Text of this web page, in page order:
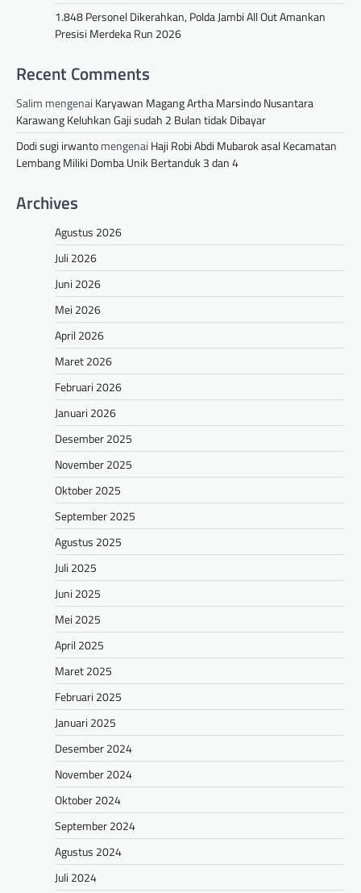
1.848 Personel Dikerahkan, Polda Jambi All Out Amankan
Presisi Merdeka Run 2026
Recent Comments
Salim mengenai Karyawan Magang Artha Marsindo Nusantara
Karawang Keluhkan Gaji sudah 2 Bulan tidak Dibayar
Dodi sugi irwantomengenai Haji Robi Abdi Mubarok asal Kecamatan
Lembang Miliki Domba Unik Bertanduk 3 dan 4
Archives
Agustus 2026
Juli 2026
Juni 2026
Mei 2026
April 2026
Maret 2026
Februari 2026
Januari 2026
Desember 2025
November 2025
Oktober 2025
September 2025
Agustus 2025
Juli 2025
Juni 2025
Mei 2025
April 2025
Maret 2025
Februari 2025
Januari 2025
Desember 2024
November 2024
Oktober 2024
September 2024
Agustus 2024
Juli 2024